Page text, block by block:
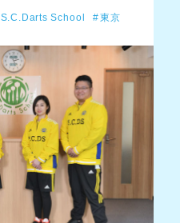
S.C.Darts School 東京